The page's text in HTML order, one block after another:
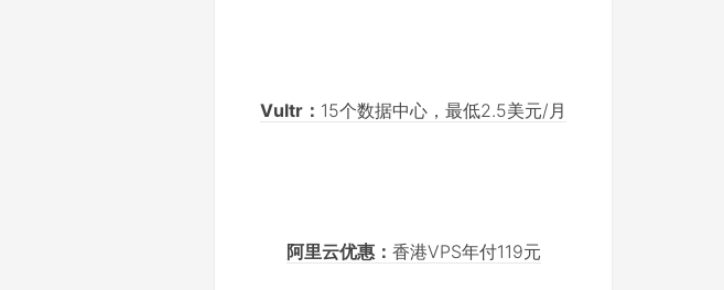
Vultr： 15个数据中心，最低2.5美元/月
阿里云优惠： 香港VPS年付119元